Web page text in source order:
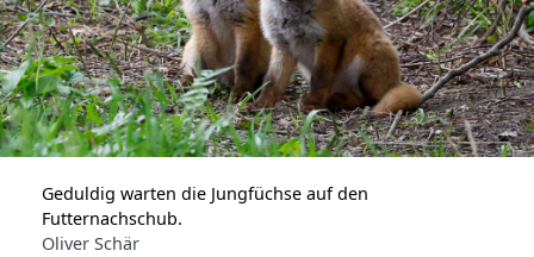
Geduldig warten die Jungfüchse auf den
Futternachschub.
Oliver Schär